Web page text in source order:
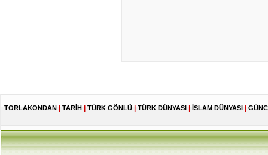
TORLAKONDAN TARİH TÜRK GÖNLÜ TÜRK DÜNYASI İSLAM DÜNYASI